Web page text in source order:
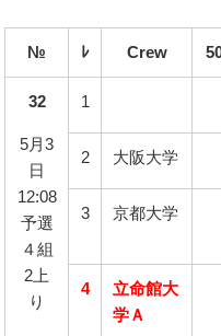
№ ﾚ Crew
32
5月3
日
12:08
予選
４組
2上
り
1
2 大阪大学
3 京都大学
4
立命館大
学Ａ